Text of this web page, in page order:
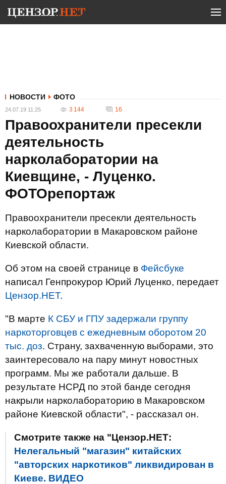
НОВОСТИ ФОТО
24.07.19 11:25 3 144 16
Правоохранители пресекли
деятельность
нарколаборатории на
Киевщине, - Луценко.
ФОТОрепортаж
Правоохранители пресекли деятельность
нарколаборатории в Макаровском районе
Киевской области.
Об этом на своей странице в Фейсбуке
написал Генпрокурор Юрий Луценко, передает
Цензор.НЕТ.
"В марте К СБУ и ГПУ задержали группу
наркоторговцев с ежедневным оборотом 20
тыс. доз. Страну, захваченную выборами, это
заинтересовало на пару минут новостных
программ. Мы же работали дальше. В
результате НСРД по этой банде сегодня
накрыли нарколабораторию в Макаровском
районе Киевской области", - рассказал он.
Смотрите также на "Цензор.НЕТ:
Нелегальный "магазин" китайских
"авторских наркотиков" ликвидирован в
Киеве. ВИДЕО